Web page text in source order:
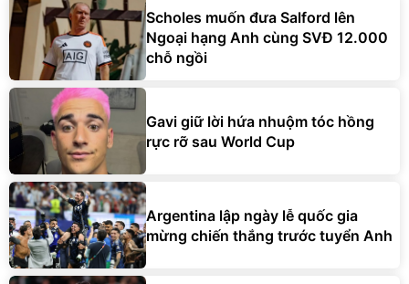
Scholes muốn đưa Salford lên
Ngoại hạng Anh cùng SVĐ 12.000
chỗ ngồi
Gavi giữ lời hứa nhuộm tóc hồng
rực rỡ sau World Cup
Argentina lập ngày lễ quốc gia
mừng chiến thắng trước tuyển Anh